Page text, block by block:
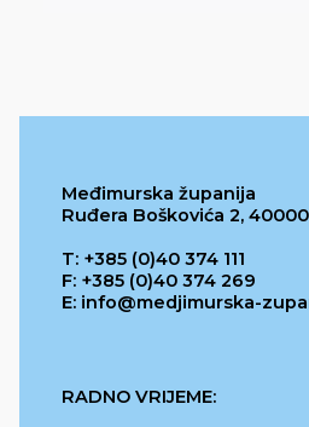
Međimurska županija
Ruđera Boškovića 2,
T: +385 (0)40 374 111
F: +385 (0)40 374 269
E: info@medjimurska-
RADNO VRIJEME: